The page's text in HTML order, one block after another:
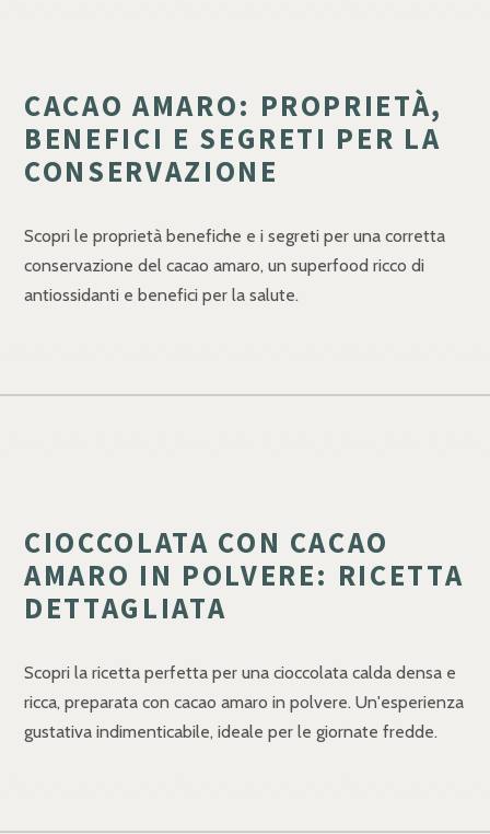
CACAO AMARO: PROPRIETÀ,
BENEFICI E SEGRETI PER LA
CONSERVAZIONE
Scopri le proprietà benefiche e i segreti per una corretta
conservazione del cacao amaro, un superfood ricco di
antiossidanti e benefici per la salute.
CIOCCOLATA CON CACAO
AMARO IN POLVERE: RICETTA
DETTAGLIATA
Scopri la ricetta perfetta per una cioccolata calda densa e
ricca, preparata con cacao amaro in polvere. Un'esperienza
gustativa indimenticabile, ideale per le giornate fredde.